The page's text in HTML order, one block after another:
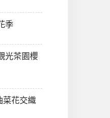
季
光茶園櫻
菜花交織